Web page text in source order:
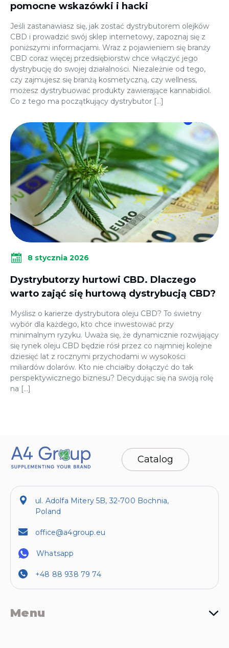
pomocne wskazówki i hacki
Jeśli zastanawiasz się, jak zostać dystrybutorem olejków
CBD i prowadzić swój sklep internetowy, zapoznaj się z
poniższymi informacjami. Wraz z pojawieniem się branży
CBD coraz więcej przedsiębiorstw chce włączyć jego
dystrybucję do swojej działalności. Niezależnie od tego,
czy zajmujesz się branżą kosmetyczną, czy wellness,
możesz dystrybuować produkty zawierające kannabidiol.
Co z tego ma początkujący dystrybutor […]
8 stycznia 2026
Dystrybutorzy hurtowi CBD. Dlaczego
warto zająć się hurtową dystrybucją CBD?
Myślisz o karierze dystrybutora oleju CBD? To świetny
wybór dla każdego, kto chce inwestować przy
minimalnym ryzyku. Uważa się, że dynamicznie rozwijający
się rynek oleju CBD będzie rósł przez co najmniej kolejne
dziesięć lat z rocznymi przychodami w wysokości
miliardów dolarów. Kto nie chciałby dołączyć do tak
perspektywicznego biznesu? Decydując się na swoją rolę
na […]
Catalog
ul. Adolfa Mitery 5B, 32-700 Bochnia,
Poland
office@a4group.eu
Whatsapp
+48 88 938 79 74
Menu